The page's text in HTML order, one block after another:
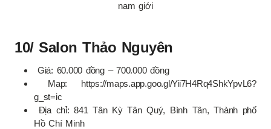
nam giới
10/ Salon Thảo Nguyên
Giá: 60.000 đồng – 700.000 đồng
Map: https://maps.app.goo.gl/Yii7H4Rq4ShkYpvL6?
g_st=ic
Địa chỉ: 841 Tân Kỳ Tân Quý, Bình Tân, Thành phố
Hồ Chí Minh